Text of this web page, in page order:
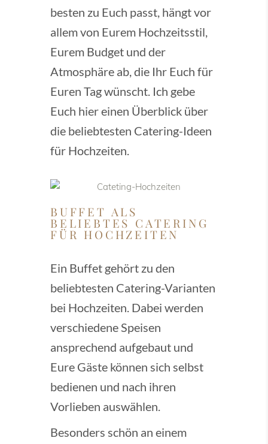
besten zu Euch passt, hängt vor
allem von Eurem Hochzeitsstil,
Eurem Budget und der
Atmosphäre ab, die Ihr Euch für
Euren Tag wünscht. Ich gebe
Euch hier einen Überblick über
die beliebtesten Catering-Ideen
für Hochzeiten.
BUFFET ALS
BELIEBTES CATERING
FÜR HOCHZEITEN
Ein Buffet gehört zu den
beliebtesten Catering-Varianten
bei Hochzeiten. Dabei werden
verschiedene Speisen
ansprechend aufgebaut und
Eure Gäste können sich selbst
bedienen und nach ihren
Vorlieben auswählen.
Besonders schön an einem